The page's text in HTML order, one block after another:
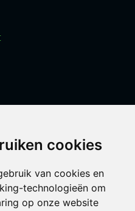
cookies
van cookies en
technologieën om
op onze website
van onderwijskundigen
en
altijd in co-creatie
opdrachtgever.